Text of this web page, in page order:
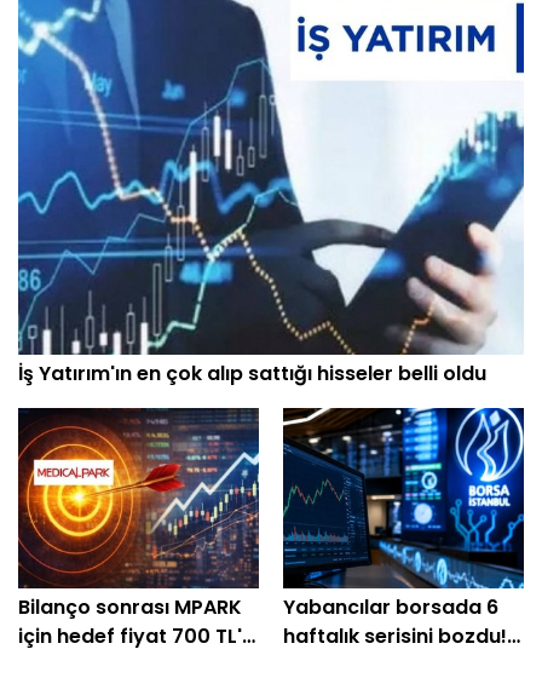
İş Yatırım'ın en çok alıp sattığı hisseler belli oldu
Bilanço sonrası MPARK
için hedef fiyat 700 TL'yi
Yabancılar borsada 6
haftalık serisini bozdu!